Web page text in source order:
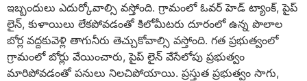
ఇబ్బందులు ఎదుర్కోవాల్సి వస్తోంది. గ్రామంలో ఓవర్ హెడ్ ట్యాంక్, పైప్
లైన్, కుళాయిలు లేకపోవడంతో కిలోమీటరు దూరంలో ఉన్న పొలాల
బోర్ల వద్దకువెళ్లి తాగునీరు తెచ్చుకోవాల్సి వస్తోంది. గత ప్రభుత్వంలో
గ్రామంలో బోర్లు వేయించారు, పైప్ లైన్ వేసేలోపు ప్రభుత్వం
మారిపోవడంతో పనులు నిలచిపోయాయి. ప్రస్తుత ప్రభుత్వం సాగు,